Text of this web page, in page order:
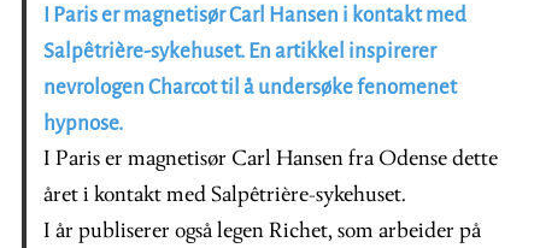
I Paris er magnetisør Carl Hansen i kontakt med
Salpêtrière-sykehuset. En artikkel inspirerer
nevrologen Charcot til å undersøke fenomenet
hypnose.
I Paris er magnetisør Carl Hansen fra Odense dette
året i kontakt med Salpêtrière-sykehuset.
I år publiserer også legen Richet, som arbeider på